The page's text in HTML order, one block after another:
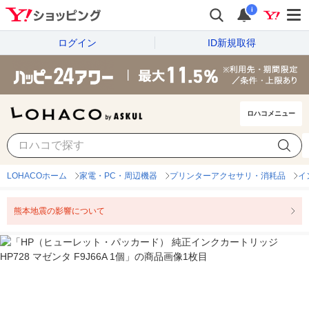
i
ログイン ID新規取得
ロハコメニュー
LOHACOホーム 家電・PC・周辺機器 プリンターアクセサリ・消耗品 イ
熊本地震の影響について